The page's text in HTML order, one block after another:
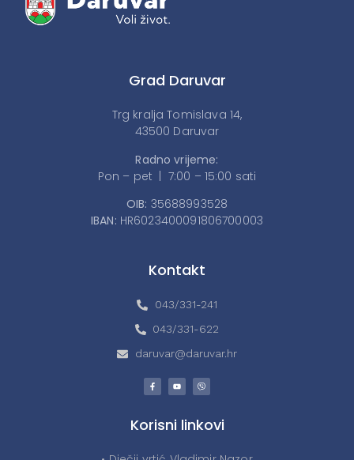
Grad Daruvar
Trg kralja Tomislava 14,
43500 Daruvar
Radno vrijeme:
Pon – pet | 7:00 – 15:00 sati
OIB: 35688993528
IBAN: HR6023400091806700003
Kontakt
043/331-241
043/331-622
daruvar@daruvar.hr
Korisni linkovi